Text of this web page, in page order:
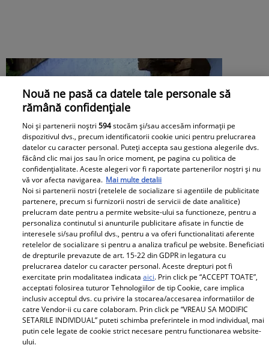
Cu ce se ocupă, de fapt, Alexandre
Eram. Soțul Andreei Esca a transformat
complet o localitate din România
Nouă ne pasă ca datele tale personale să
rămână confidențiale
Noi și partenerii noștri594stocăm și/sau accesăm informații pe
dispozitivul dvs., precum identificatorii cookie unici pentru prelucrarea
datelor cu caracter personal. Puteți accepta sau gestiona alegerile dvs.
făcând clic mai jos sau în orice moment, pe pagina cu politica de
confidențialitate. Aceste alegeri vor fi raportate partenerilor noștri și nu
vă vor afecta navigarea. Mai multe detalii
Noi si partenerii nostri (retelele de socializare si agentiile de publicitate
partenere, precum si furnizorii nostri de servicii de date analitice)
prelucram date pentru a permite website-ului sa functioneze, pentru a
personaliza continutul si anunturile publicitare afisate in functie de
interesele si/sau profilul dvs., pentru a va oferi functionalitati aferente
retelelor de socializare si pentru a analiza traficul pe website. Beneficiati
de drepturile prevazute de art. 15-22 din GDPR in legatura cu
prelucrarea datelor cu caracter personal. Aceste drepturi pot fi
exercitate prin modalitatea indicataaici. Prin click pe “ACCEPT TOATE”,
acceptati folosirea tuturor Tehnologiilor de tip Cookie, care implica
inclusiv acceptul dvs. cu privire la stocarea/accesarea informatiilor de
catre Vendor-ii cu care colaboram. Prin click pe “VREAU SA MODIFIC
SETARILE INDIVIDUAL” puteti schimba preferintele in mod individual, mai
putin cele legate de cookie strict necesare pentru functionarea website-
ului.